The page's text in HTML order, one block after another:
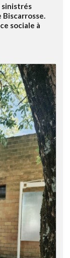
sinistrés
sociale à